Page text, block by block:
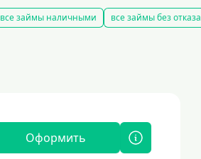
все займы наличными
все займы без отказа
Оформить